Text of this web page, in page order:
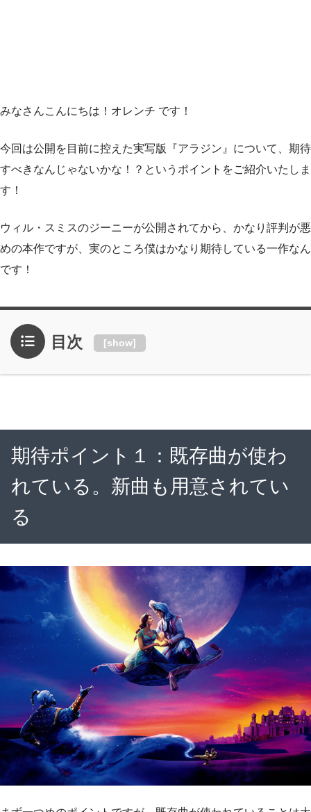
みなさんこんにちは！オレンチ です！
今回は公開を目前に控えた実写版『アラジン』について、期待
すべきなんじゃないかな！？というポイントをご紹介いたしま
す！
ウィル・スミスのジーニーが公開されてから、かなり評判が悪
めの本作ですが、実のところ僕はかなり期待している一作なん
です！
目次 [show]
期待ポイント１：既存曲が使わ
れている。新曲も用意されてい
る